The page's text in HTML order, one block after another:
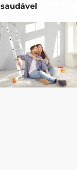
saudável